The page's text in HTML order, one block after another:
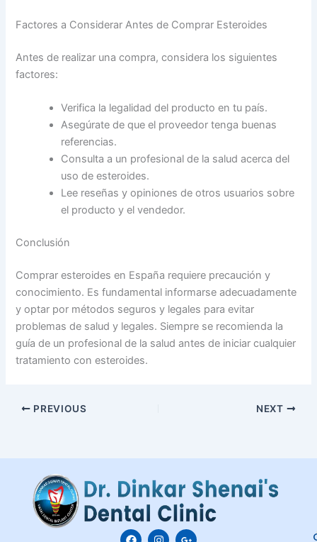
Factores a Considerar Antes de Comprar Esteroides
Antes de realizar una compra, considera los siguientes
factores:
Verifica la legalidad del producto en tu país.
Asegúrate de que el proveedor tenga buenas
referencias.
Consulta a un profesional de la salud acerca del
uso de esteroides.
Lee reseñas y opiniones de otros usuarios sobre
el producto y el vendedor.
Conclusión
Comprar esteroides en España requiere precaución y
conocimiento. Es fundamental informarse adecuadamente
y optar por métodos seguros y legales para evitar
problemas de salud y legales. Siempre se recomienda la
guía de un profesional de la salud antes de iniciar cualquier
tratamiento con esteroides.
PREVIOUS NEXT
F I G